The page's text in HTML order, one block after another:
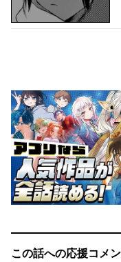
この話への応援コメ